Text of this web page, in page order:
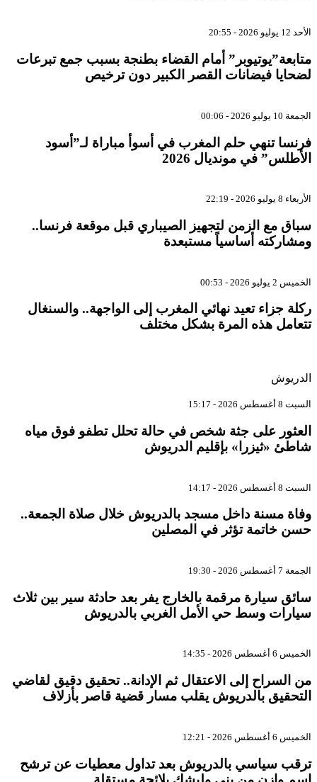
الأحد 12 يوليو 2026 - 20:55
متابعة”يوتيوبر” أمام القضاء بطنجة بسبب جمع تبرعات
لضحايا فيضانات القصر الكبير دون ترخيص
الجمعة 10 يوليو 2026 - 00:06
فرنسا تنهي حلم المغرب في أسوأ مباراة لـ”أسود
الأطلس” في مونديال 2026
الأربعاء 8 يوليو 2026 - 22:19
سباق مع الزمن لتجهيز الصيباري قبل موقعة فرنسا..
ومشاركته أساسياً مستبعدة
الخميس 2 يوليو 2026 - 00:53
ركلة جزاء تعيد نهائي المغرب إلى الواجهة.. والسنغال
تتعامل هذه المرة بشكل مختلف
الدريوش
السبت 8 أغسطس 2026 - 15:17
العثور على جثة شخص في حالة تحلل تطفو فوق مياه
شاطئ «ثيزرا» بإقليم الدريوش
السبت 8 أغسطس 2026 - 14:17
وفاة مسنة داخل مسجد بالدريوش خلال صلاة الجمعة..
حسن خاتمة تؤثر في المصلين
الجمعة 7 أغسطس 2026 - 19:30
سائق سيارة مرقمة بالخارج يفر بعد حادثة سير بين ثلاث
سيارات وسط حي الأمل الغربي بالدريوش
الخميس 6 أغسطس 2026 - 14:35
من السراح إلى الاعتقال ثم الإدانة.. تحقيق دقيق لقاضي
التحقيق بالدريوش يقلب مسار قضية قاصر بأزلاف
الخميس 6 أغسطس 2026 - 12:21
ترقب سياسي بالدريوش بعد تداول معطيات عن ترشح